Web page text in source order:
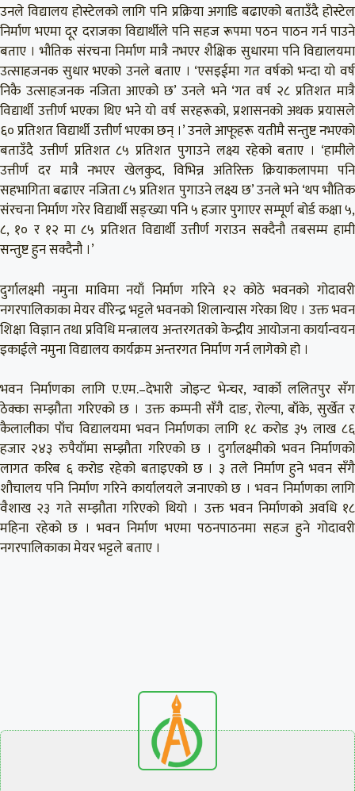
उनले विद्यालय होस्टेलको लागि पनि प्रक्रिया अगाडि बढाएको बताउँदै होस्टेल
निर्माण भएमा दूर दराजका विद्यार्थीले पनि सहज रूपमा पठन पाठन गर्न पाउने
बताए । भौतिक संरचना निर्माण मात्रै नभएर शैक्षिक सुधारमा पनि विद्यालयमा
उत्साहजनक सुधार भएको उनले बताए । ‘एसइईमा गत वर्षको भन्दा यो वर्ष
निकै उत्साहजनक नजिता आएको छ’ उनले भने ‘गत वर्ष २८ प्रतिशत मात्रै
विद्यार्थी उत्तीर्ण भएका थिए भने यो वर्ष सरहरूको, प्रशासनको अथक प्रयासले
६० प्रतिशत विद्यार्थी उत्तीर्ण भएका छन् ।’ उनले आफूहरू यतीमै सन्तुष्ट नभएको
बताउँदै उत्तीर्ण प्रतिशत ८५ प्रतिशत पुगाउने लक्ष्य रहेको बताए । ‘हामीले
उत्तीर्ण दर मात्रै नभएर खेलकुद, विभिन्न अतिरिक्त क्रियाकलापमा पनि
सहभागिता बढाएर नजिता ८५ प्रतिशत पुगाउने लक्ष्य छ’ उनले भने ‘थप भौतिक
संरचना निर्माण गरेर विद्यार्थी सङ्ख्या पनि ५ हजार पुगाएर सम्पूर्ण बोर्ड कक्षा ५,
८, १० र १२ मा ८५ प्रतिशत विद्यार्थी उत्तीर्ण गराउन सक्दैनौ तबसम्म हामी
सन्तुष्ट हुन सक्दैनौ ।’
दुर्गालक्ष्मी नमुना माविमा नयाँ निर्माण गरिने १२ कोठे भवनको गोदावरी
नगरपालिकाका मेयर वीरेन्द्र भट्टले भवनको शिलान्यास गरेका थिए । उक्त भवन
शिक्षा विज्ञान तथा प्रविधि मन्त्रालय अन्तरगतको केन्द्रीय आयोजना कार्यान्वयन
इकाईले नमुना विद्यालय कार्यक्रम अन्तरगत निर्माण गर्न लागेको हो ।
भवन निर्माणका लागि ए.एम.–देभारी जोइन्ट भेन्चर, ग्वार्को ललितपुर सँग
ठेक्का सम्झौता गरिएको छ । उक्त कम्पनी सँगै दाङ, रोल्पा, बाँके, सुर्खेत र
कैलालीका पाँच विद्यालयमा भवन निर्माणका लागि १८ करोड ३५ लाख ८६
हजार २४३ रुपैयाँमा सम्झौता गरिएको छ । दुर्गालक्ष्मीको भवन निर्माणको
लागत करिब ६ करोड रहेको बताइएको छ । ३ तले निर्माण हुने भवन सँगै
शौचालय पनि निर्माण गरिने कार्यालयले जनाएको छ । भवन निर्माणका लागि
वैशाख २३ गते सम्झौता गरिएको थियो । उक्त भवन निर्माणको अवधि १८
महिना रहेको छ । भवन निर्माण भएमा पठनपाठनमा सहज हुने गोदावरी
नगरपालिकाका मेयर भट्टले बताए ।